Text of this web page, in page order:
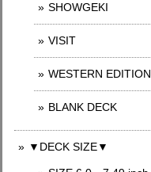
SHOWGEKI
VISIT
WESTERN EDITION
BLANK DECK
▼DECK SIZE▼